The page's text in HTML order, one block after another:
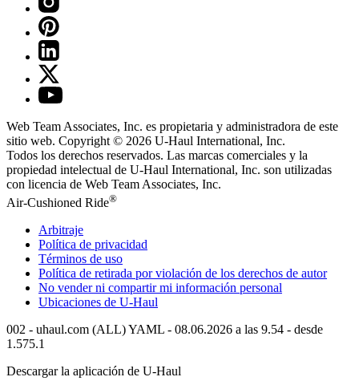
Web Team Associates, Inc. es propietaria y administradora de este
sitio web. Copyright © 2026 U-Haul International, Inc.
Todos los derechos reservados. Las marcas comerciales y la
propiedad intelectual de U-Haul International, Inc. son utilizadas
con licencia de Web Team Associates, Inc.
Air-Cushioned Ride®
Arbitraje
Política de privacidad
Términos de uso
Política de retirada por violación de los derechos de autor
No vender ni compartir mi información personal
Ubicaciones de U-Haul
002 - uhaul.com (ALL) YAML - 08.06.2026 a las 9.54 - desde
1.575.1
Descargar la aplicación de U-Haul